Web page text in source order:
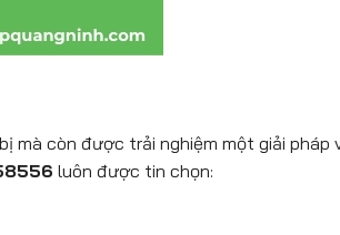
mà còn được trải nghiệm một giải pháp
luôn được tin chọn: